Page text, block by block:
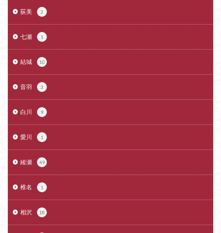
荻美 2
七瀬 1
結城 10
音羽 3
白川 9
愛川 1
綾瀬 49
椎名 1
相沢 18